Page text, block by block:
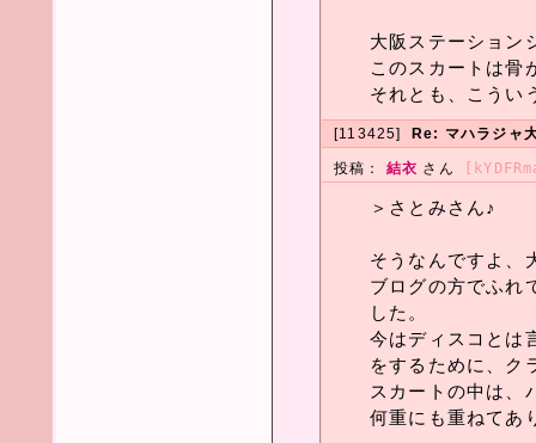
大阪ステーション
このスカートは骨
それとも、こうい
[113425] Re: マハラジャ
投稿： 結衣 さん
＞さとみさん♪
そうなんですよ、
ブログの方でふれ
した。
今はディスコとは
をするために、ク
スカートの中は、
何重にも重ねてあ